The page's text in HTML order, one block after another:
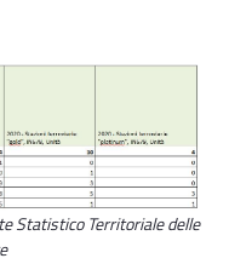
Statistico Territoriale delle